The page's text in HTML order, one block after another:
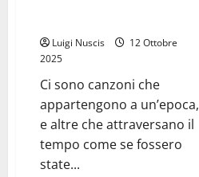
Luigi Nuscis
12 Ottobre
2025
Ci sono canzoni che
appartengono a un’epoca,
e altre che attraversano il
tempo come se fossero
state...